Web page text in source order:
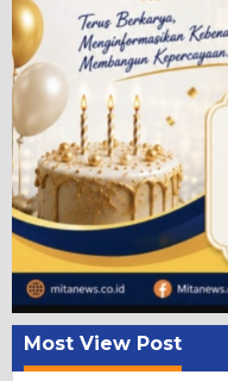
Most View Post